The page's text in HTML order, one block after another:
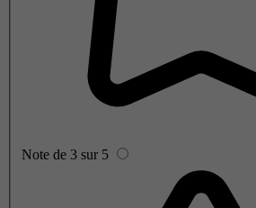
Note de 3 sur 5